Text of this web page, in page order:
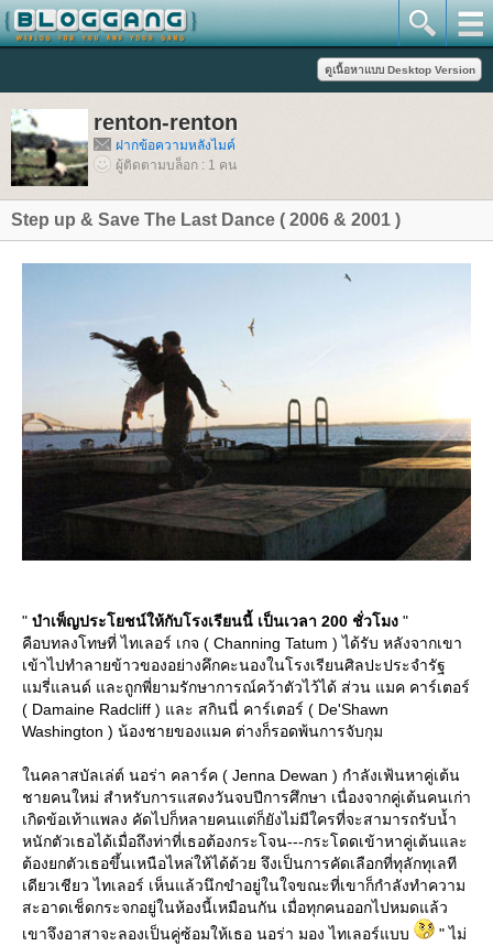
renton-renton
ฝากข้อความหลังไมค์
ผู้ติดตามบล็อก : 1 คน
Step up & Save The Last Dance ( 2006 & 2001 )
" บำเพ็ญประโยชน์ให้กับโรงเรียนนี้ เป็นเวลา 200 ชั่วโมง "
คือบทลงโทษที่ ไทเลอร์ เกจ ( Channing Tatum ) ได้รับ หลังจากเขา
เข้าไปทำลายข้าวของอย่างคึกคะนองในโรงเรียนศิลปะประจำรัฐ
มรี่แลนด์ และถูกพี่ยามรักษาการณ์คว้าตัวไว้ได้ ส่วน แมค คาร์เตอร์
( Damaine Radcliff ) และ สกินนี่ คาร์เตอร์ ( De'Shawn
Washington ) น้องชายของแมค ต่างก็รอดพ้นการจับกุม
นคลาสบัลเล่ต์ นอร่า คลาร์ค ( Jenna Dewan ) กำลังเฟ้นหาคู่เต้น
ชายคนใหม่ สำหรับการแสดงวันจบปีการศึกษา เนื่องจากคู่เต้นคนเก่า
เกิดข้อเท้าแพลง คัดไปก็หลายคนแต่ก็ยังไม่มีใครที่จะสามารถรับน้ำ
หนักตัวเธอได้เมื่อถึงท่าที่เธอต้องกระโจน---กระโดดเข้าหาคู่เต้นและ
ต้องยกตัวเธอขึ้นเหนือไหล่ให้ได้ด้วย จึงเป็นการคัดเลือกที่ทุลักทุเลที
เดียวเชียว ไทเลอร์ เห็นแล้วนึกขำอยู่ในใจขณะที่เขาก็กำลังทำความ
สะอาดเช็ดกระจกอยู่ในห้องนี้เหมือนกัน เมื่อทุกคนออกไปหมดแล้ว
เขาจึงอาสาจะลองเป็นคู่ซ้อมให้เธอ นอร่า มอง ไทเลอร์แบบ
" ไม่